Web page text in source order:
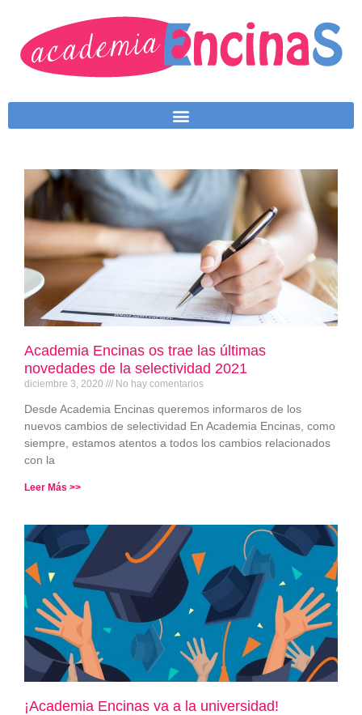
Academia Encinas os trae las últimas
novedades de la selectividad 2021
diciembre 3, 2020 No hay comentarios
Desde Academia Encinas queremos informaros de los
nuevos cambios de selectividad En Academia Encinas, como
siempre, estamos atentos a todos los cambios relacionados
con la
Leer Más >>
¡Academia Encinas va a la universidad!